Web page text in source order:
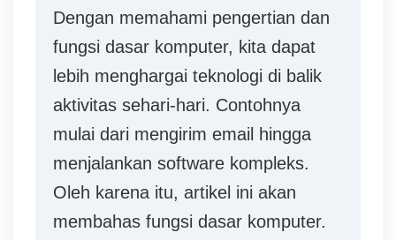
Dengan memahami pengertian dan
fungsi dasar komputer, kita dapat
lebih menghargai teknologi di balik
aktivitas sehari-hari. Contohnya
mulai dari mengirim email hingga
menjalankan software kompleks.
Oleh karena itu, artikel ini akan
membahas fungsi dasar komputer.